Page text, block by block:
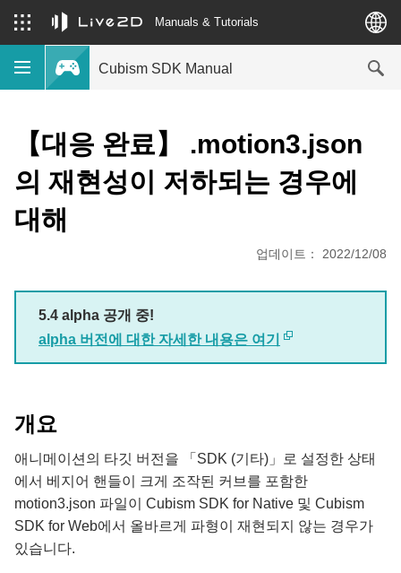
Manuals & Tutorials
Cubism SDK Manual
【대응 완료】 .motion3.json
의 재현성이 저하되는 경우에
대해
업데이트： 2022/12/08
5.4 alpha 공개 중!
alpha 버전에 대한 자세한 내용은 여기
개요
애니메이션의 타깃 버전을 「SDK (기타)」로 설정한 상태
에서 베지어 핸들이 크게 조작된 커브를 포함한
motion3.json 파일이 Cubism SDK for Native 및 Cubism
SDK for Web에서 올바르게 파형이 재현되지 않는 경우가
있습니다.